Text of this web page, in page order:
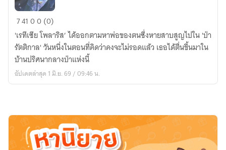
มังกร
ตัว
สุดท้าย
แห่ง
ป่า
รัตติกาล
อ่าน
ฟรี
ถึง
74100 (0)
'เรทีเซีย โพลาริส’ ได้ออกตามหาพ่อของตนซึ่งหายสาบสูญไปใน 'ป่า
รัตติกาล' วันหนึ่งในตอนที่คิดว่าคงจะไม่รอดแล้ว เธอได้ตื่นขึ้นมาใน
บ้านปริศนากลางป่าแห่งนี้
อัปเดตล่าสุด 1 มิ.ย. 69 / 09:46 น.